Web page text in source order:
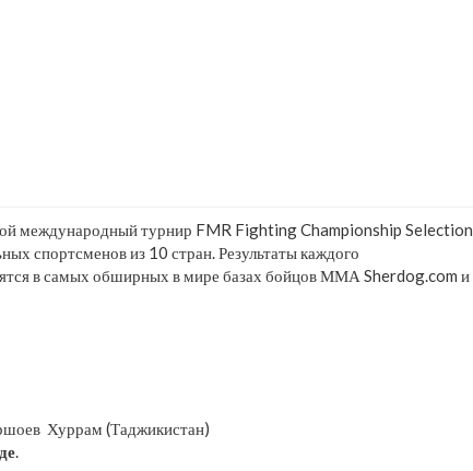
международный турнир FMR Fighting Championship Selection
спортсменов из 10 стран. Результаты каждого
в самых обширных в мире базах бойцов ММА Sherdog.com и
Хуррам (Таджикистан)
.